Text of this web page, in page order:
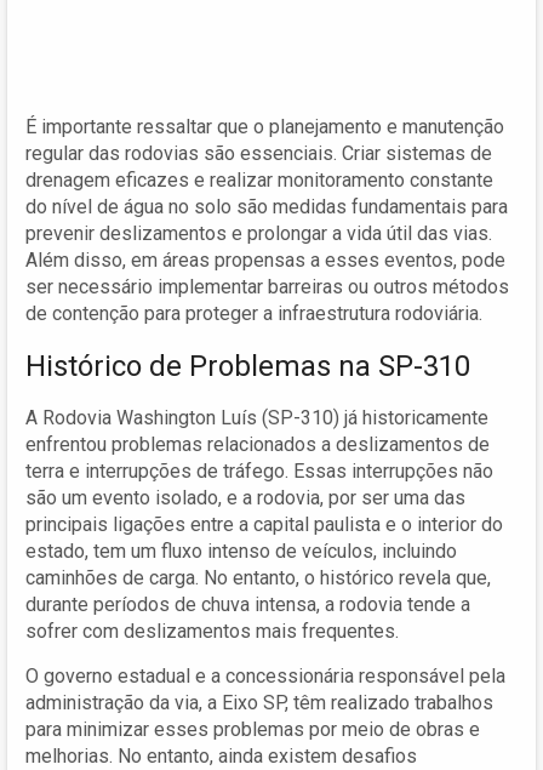
É importante ressaltar que o planejamento e manutenção
regular das rodovias são essenciais. Criar sistemas de
drenagem eficazes e realizar monitoramento constante
do nível de água no solo são medidas fundamentais para
prevenir deslizamentos e prolongar a vida útil das vias.
Além disso, em áreas propensas a esses eventos, pode
ser necessário implementar barreiras ou outros métodos
de contenção para proteger a infraestrutura rodoviária.
Histórico de Problemas na SP-310
A Rodovia Washington Luís (SP-310) já historicamente
enfrentou problemas relacionados a deslizamentos de
terra e interrupções de tráfego. Essas interrupções não
são um evento isolado, e a rodovia, por ser uma das
principais ligações entre a capital paulista e o interior do
estado, tem um fluxo intenso de veículos, incluindo
caminhões de carga. No entanto, o histórico revela que,
durante períodos de chuva intensa, a rodovia tende a
sofrer com deslizamentos mais frequentes.
O governo estadual e a concessionária responsável pela
administração da via, a Eixo SP, têm realizado trabalhos
para minimizar esses problemas por meio de obras e
melhorias. No entanto, ainda existem desafios